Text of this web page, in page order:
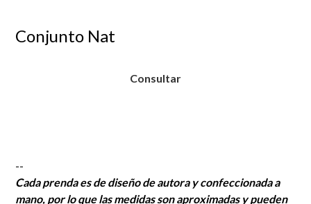
Conjunto Nat
Consultar
--
Cada prenda es de diseño de autora y confeccionada a
mano, por lo que las medidas son aproximadas y pueden